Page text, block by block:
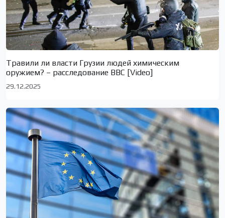
Травили ли власти Грузии людей химическим
оружием? – расследование BBC [Video]
29.12.2025